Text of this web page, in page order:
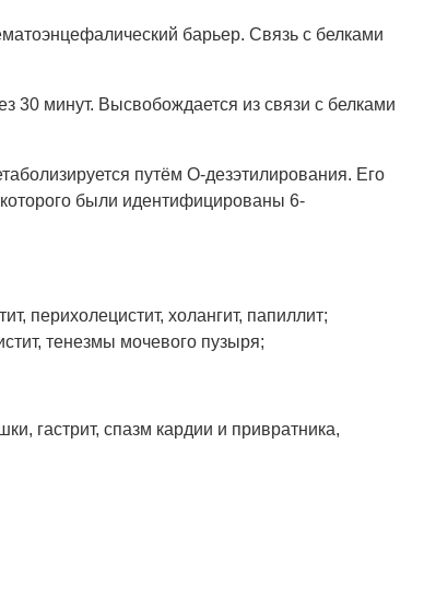
барьер. Связь с белками
30 минут. Высвобождается из связи с белками
путём О-дезэтилирования. Его
были идентифицированы 6-
перихолецистит, холангит, папиллит;
тенезмы мочевого пузыря;
гастрит, спазм кардии и привратника,